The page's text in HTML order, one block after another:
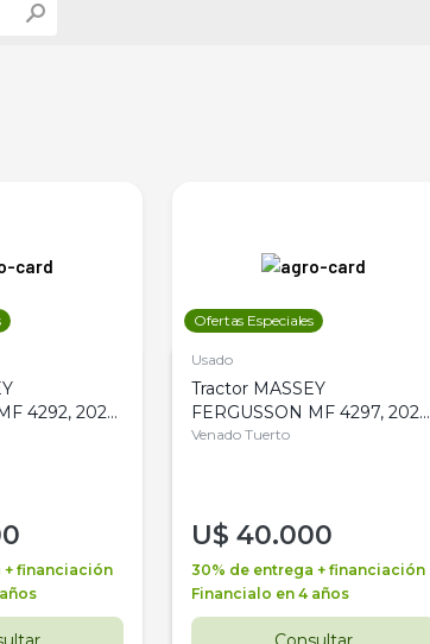
4292, 2020,
+ financiación
Ofertas Especiales
Usado
Tractor MASSEY
FERGUSSON MF 4297, 2020,
4WD, PATON
Venado Tuerto
U$ 40.000
30% de entrega + financiación
Financialo en 4 años